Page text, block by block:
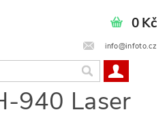
info@infoto.cz
0 Kč
940 Laser